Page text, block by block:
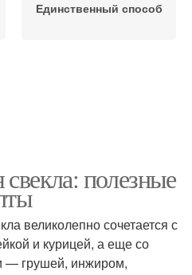
Единственный способ
полезные
великолепно сочетается с
и курицей, а еще со
— грушей, инжиром,